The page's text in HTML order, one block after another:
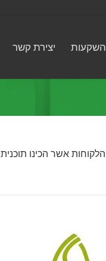
השקעות יצירת קשר
אשר הכינו תוכנית